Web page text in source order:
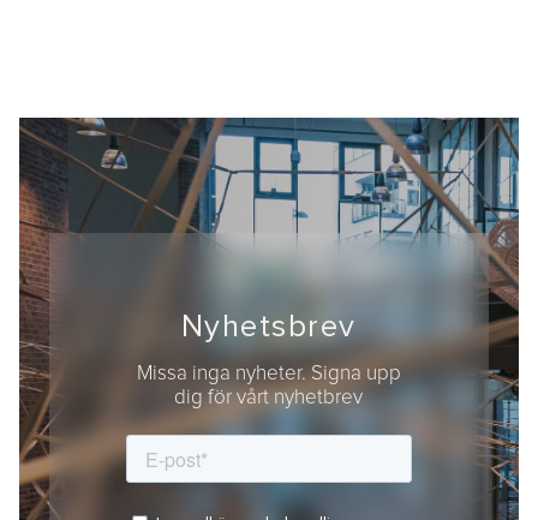
Nyhetsbrev
Missa inga nyheter. Signa upp
dig för vårt nyhetbrev